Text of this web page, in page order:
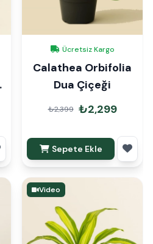
Ücretsiz Kargo
Calathea Orbifolia
Dua Çiçeği
₺2,399 ₺2,299
Sepete Ekle
Video